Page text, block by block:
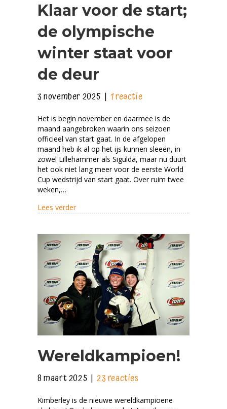
Klaar voor de start;
de olympische
winter staat voor
de deur
3 november 2025 | 1 reactie
Het is begin november en daarmee is de
maand aangebroken waarin ons seizoen
officieel van start gaat. In de afgelopen
maand heb ik al op het ijs kunnen sleeën, in
zowel Lillehammer als Sigulda, maar nu duurt
het ook niet lang meer voor de eerste World
Cup wedstrijd van start gaat. Over ruim twee
weken,…
Lees verderabout Klaar voor de start; de olympische
Wereldkampioen!
8 maart 2025 | 23 reacties
Kimberley is de nieuwe wereldkampioene